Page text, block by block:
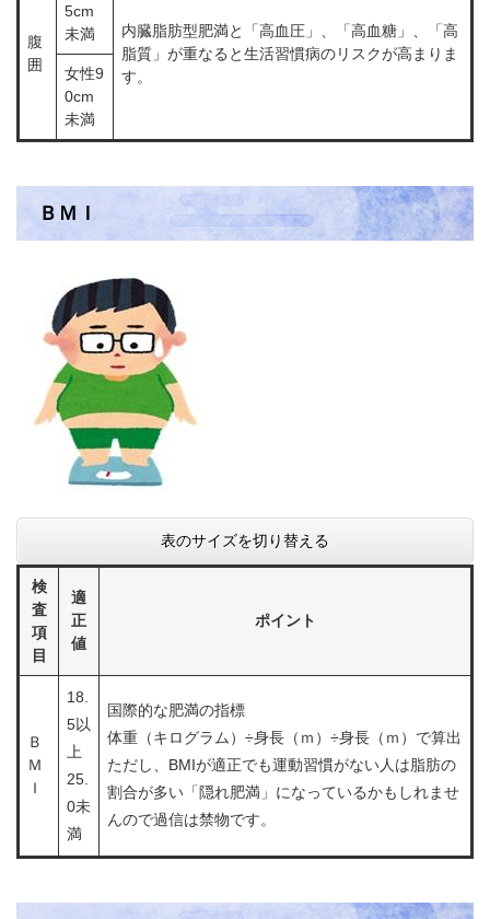
腹
囲
5cm
未満
内臓脂肪型肥満と「高血圧」、「高血糖」、「高
脂質」が重なると生活習慣病のリスクが高まりま
す。
女性9
0cm
未満
ＢＭＩ
表のサイズを切り替える
検
査
項
目
適
正
値
ポイント
Ｂ
Ｍ
Ｉ
18.
5以
上
25.
0未
満
国際的な肥満の指標
体重（キログラム）÷身長（ｍ）÷身長（ｍ）で算出
ただし、BMIが適正でも運動習慣がない人は脂肪の
割合が多い「隠れ肥満」になっているかもしれませ
んので過信は禁物です。